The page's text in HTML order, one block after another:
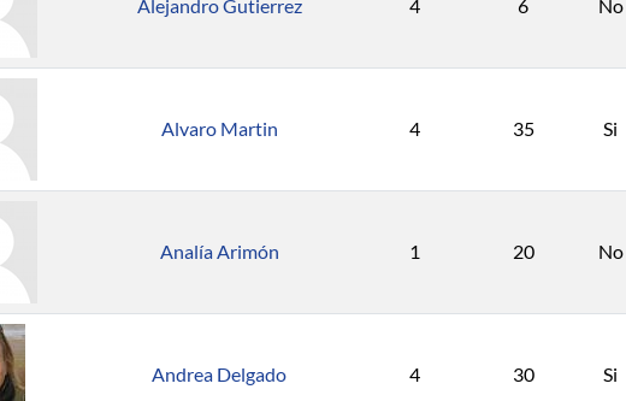
Alejandro Gutierrez 4 6 No
Alvaro Martin 4 35 Si
Analía Arimón 1 20 No
Andrea Delgado 4 30 Si